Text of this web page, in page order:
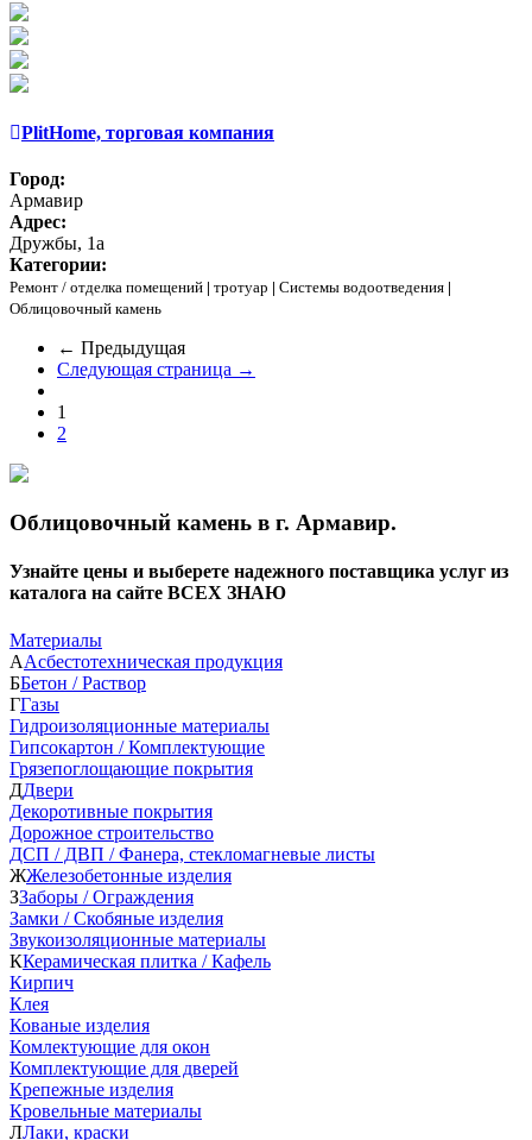
PlitHome, торговая компания
Город:
Армавир
Адрес:
Дружбы, 1а
Категории:
Ремонт / отделка помещений | тротуар | Системы водоотведения |
Облицовочный камень
← Предыдущая
Следующая страница →
1
2
Облицовочный камень в г. Армавир.
Узнайте цены и выберете надежного поставщика услуг из
каталога на сайте ВСЕХ ЗНАЮ
Материалы
ААсбестотехническая продукция
ББетон / Раствор
ГГазы
Гидроизоляционные материалы
Гипсокартон / Комплектующие
Грязепоглощающие покрытия
ДДвери
Декоротивные покрытия
Дорожное строительство
ДСП / ДВП / Фанера, стекломагневые листы
ЖЖелезобетонные изделия
ЗЗаборы / Ограждения
Замки / Скобяные изделия
Звукоизоляционные материалы
ККерамическая плитка / Кафель
Кирпич
Клея
Кованые изделия
Комлектующие для окон
Комплектующие для дверей
Крепежные изделия
Кровельные материалы
ЛЛаки, краски